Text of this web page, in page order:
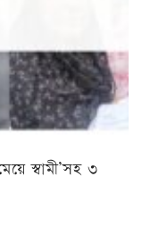
স্বামী’সহ ৩